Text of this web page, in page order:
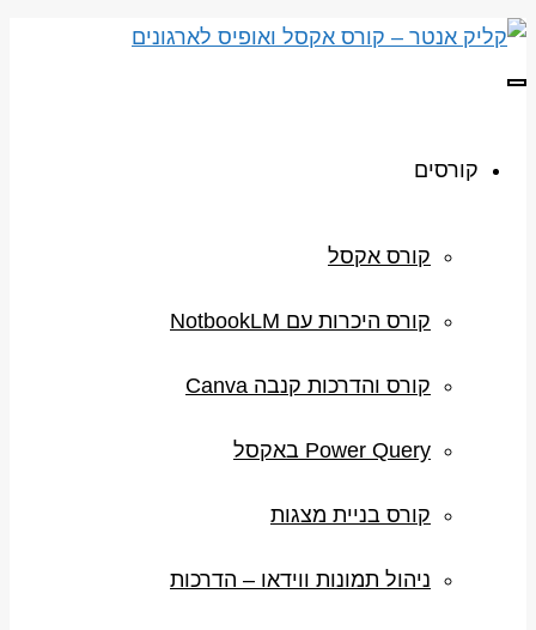
תפריט
קורסים
קורס אקסל
קורס היכרות עם NotbookLM
קורס והדרכות קנבה Canva
Power Query באקסל
קורס בניית מצגות
ניהול תמונות ווידאו – הדרכות